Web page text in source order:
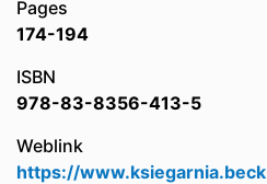
Pages
174-194
ISBN
978-83-8356-413-5
Weblink
https://